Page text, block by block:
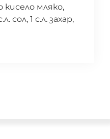
мляко,
сол, 1 с.л. захар,